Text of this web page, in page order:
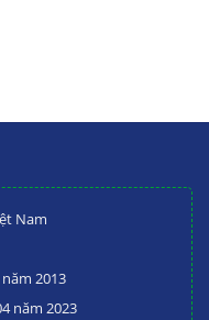
Nam
2013
năm 2023